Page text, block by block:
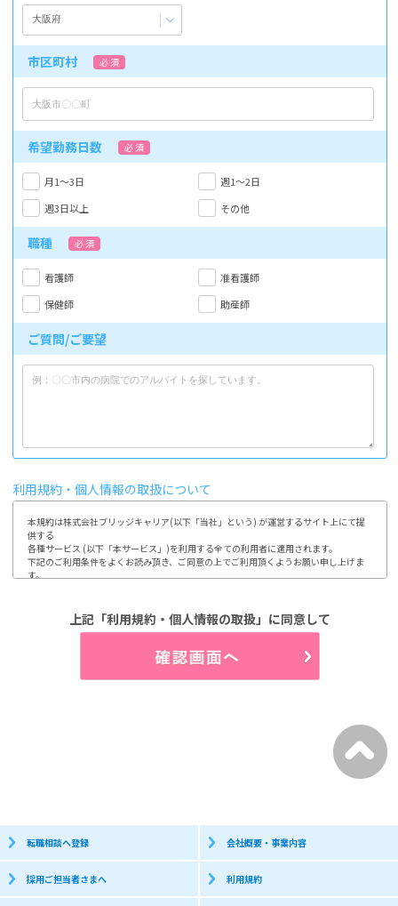
市区町村 必 須
希望勤務日数 必 須
月1～3日
週1～2日
週3日以上
その他
職種 必 須
看護師
准看護師
保健師
助産師
ご質問/ご要望
利用規約・個人情報の取扱について
本規約は株式会社ブリッジキャリア(以下「当社」という) が運営するサイト上にて提
供する
各種サービス (以下「本サービス」)を利用する全ての利用者に適用されます。
下記のご利用条件をよくお読み頂き、ご同意の上でご利用頂くようお願い申し上げま
す。
1.第1条 利用及び登録
利用登録やお申込みは、当社が定める方法によって行って頂きます。
又、登録情報に変更が発生した場合、速やかに登録内容を修正するものとします。
(1)開示などのご請求のお申し出先
2.第2条 個人情報の取り扱い
利用者は、当社のサービス利用にあたって以下の行為を行わないものとします。
(7)有害なコンピュータプログラム等を送信又は他者に提供する行為
(8)他者に対して、無断で広告、宣伝、勧誘などを行う行為
株式会社ブリッジキャリアは、利用者皆様の個人情報取り扱いについて、以下の通り
お知らせします。
上記「利用規約・個人情報の取扱」に同意して
転職相談へ登録 会社概要・事業内容
採用ご担当者さまへ 利用規約